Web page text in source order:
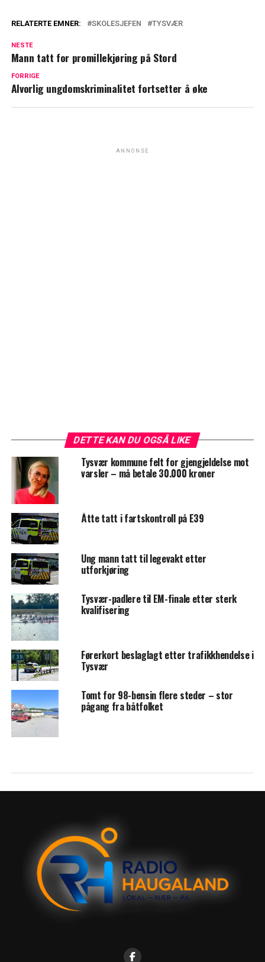
RELATERTE EMNER: SKOLESJEFEN TYSVÆR
NESTE
Mann tatt for promillekjøring på Stord
FORRIGE
Alvorlig ungdomskriminalitet fortsetter å øke
ANNONSE
DETTE KAN DU OGSÅ LIKE
Tysvær kommune felt for gjengjeldelse mot
varsler – må betale 30.000 kroner
Åtte tatt i fartskontroll på E39
Ung mann tatt til legevakt etter
utforkjøring
Tysvær-padlere til EM-finale etter sterk
kvalifisering
Førerkort beslaglagt etter trafikkhendelse i
Tysvær
Tomt for 98-bensin flere steder – stor
pågang fra båtfolket